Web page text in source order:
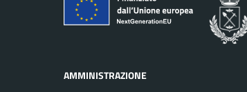
AMMINISTRAZIONE